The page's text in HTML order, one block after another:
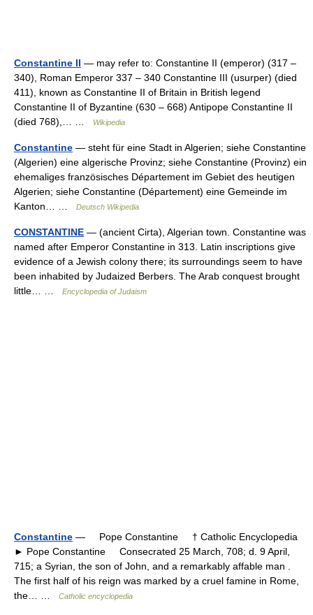
Constantine II — may refer to: Constantine II (emperor) (317 –
340), Roman Emperor 337 – 340 Constantine III (usurper) (died
411), known as Constantine II of Britain in British legend
Constantine II of Byzantine (630 – 668) Antipope Constantine II
(died 768),… …
Wikipedia
Constantine — steht für eine Stadt in Algerien; siehe Constantine
(Algerien) eine algerische Provinz; siehe Constantine (Provinz) ein
ehemaliges französisches Département im Gebiet des heutigen
Algerien; siehe Constantine (Département) eine Gemeinde im
Kanton… …
Deutsch Wikipedia
CONSTANTINE — (ancient Cirta), Algerian town. Constantine was
named after Emperor Constantine in 313. Latin inscriptions give
evidence of a Jewish colony there; its surroundings seem to have
been inhabited by Judaized Berbers. The Arab conquest brought
little… …
Encyclopedia of Judaism
Constantine — Pope Constantine † Catholic Encyclopedia
► Pope Constantine Consecrated 25 March, 708; d. 9 April,
715; a Syrian, the son of John, and a remarkably affable man .
The first half of his reign was marked by a cruel famine in Rome,
the… …
Catholic encyclopedia